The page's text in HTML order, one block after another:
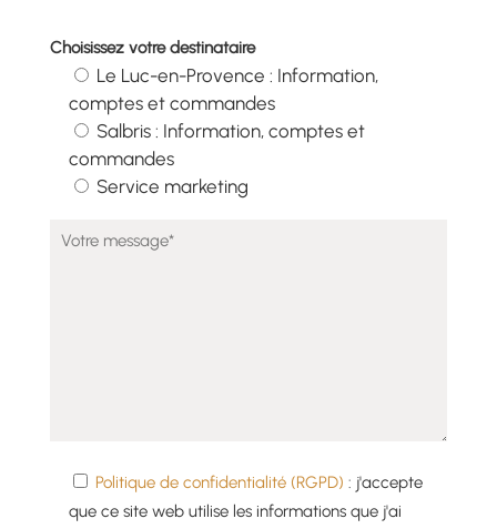
Choisissez votre destinataire
Le Luc-en-Provence : Information,
comptes et commandes
Salbris : Information, comptes et
commandes
Service marketing
Politique de confidentialité (RGPD) : j'accepte
que ce site web utilise les informations que j'ai